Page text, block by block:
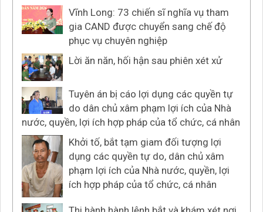
Vĩnh Long: 73 chiến sĩ nghĩa vụ tham
gia CAND được chuyển sang chế độ
phục vụ chuyên nghiệp
Lời ăn năn, hối hận sau phiên xét xử
Tuyên án bị cáo lợi dụng các quyền tự
do dân chủ xâm phạm lợi ích của Nhà
nước, quyền, lợi ích hợp pháp của tổ chức, cá nhân
Khởi tố, bắt tạm giam đối tượng lợi
dụng các quyền tự do, dân chủ xâm
phạm lợi ích của Nhà nước, quyền, lợi
ích hợp pháp của tổ chức, cá nhân